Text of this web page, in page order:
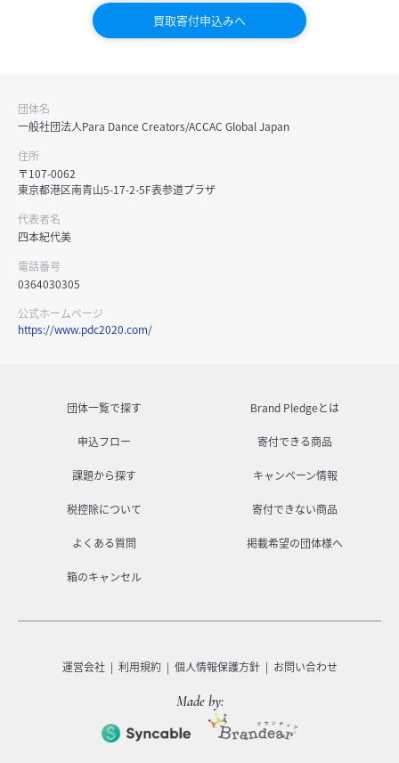
買取寄付申込みへ
団体名
一般社団法人Para Dance Creators/ACCAC Global Japan
住所
〒107-0062
東京都港区南青山5-17-2-5F表参道プラザ
代表者名
四本紀代美
電話番号
0364030305
公式ホームページ
https://www.pdc2020.com/
団体一覧で探す Brand Pledgeとは
申込フロー 寄付できる商品
課題から探す キャンペーン情報
税控除について 寄付できない商品
よくある質問 掲載希望の団体様へ
箱のキャンセル
運営会社 利用規約 個人情報保護方針 お問い合わせ
Made by: